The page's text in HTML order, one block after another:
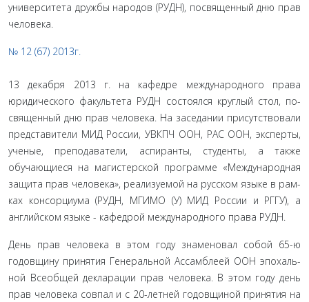
университета дружбы народов (РУДН), посвященный дню прав
человека.
№ 12 (67) 2013г.
13 декабря 2013 г. на кафедре международного права
юридического факультета РУДН состоялся круглый стол, по­
священный дню прав человека. На заседании присутствовали
представители МИД России, УВКПЧ ООН, РАС ООН, экс­перты,
ученые, преподаватели, аспиранты, студенты, а также
обучающиеся на магистерской программе «Международная
защита прав человека», реализуемой на русском языке в рам­
ках консорциума (РУДН, МГИМО (У) МИД России и РГГУ), а
английском языке - кафедрой международного права РУДН.
День прав человека в этом году знаменовал собой 65-ю
годовщину принятия Генеральной Ассамблеей ООН эпохаль­
ной Всеобщей декларации прав человека. В этом году день
прав человека совпал и с 20-летней годовщиной принятия на